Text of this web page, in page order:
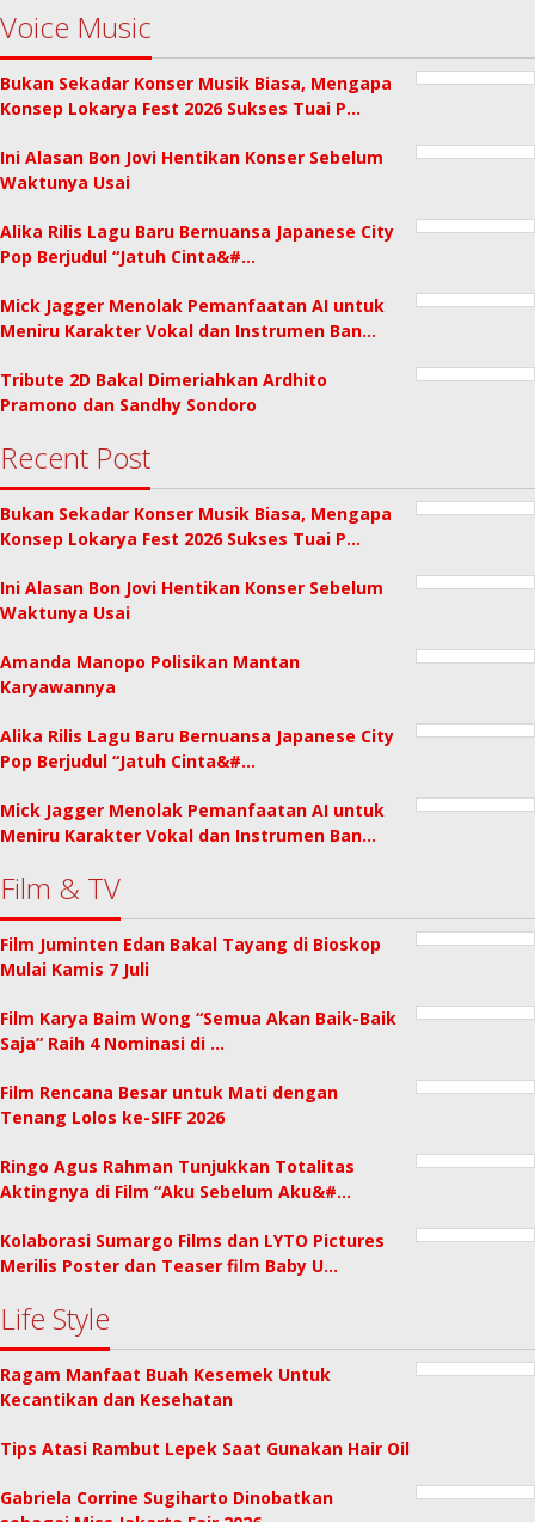
Voice Music
Bukan Sekadar Konser Musik Biasa, Mengapa
Konsep Lokarya Fest 2026 Sukses Tuai P…
Ini Alasan Bon Jovi Hentikan Konser Sebelum
Waktunya Usai
Alika Rilis Lagu Baru Bernuansa Japanese City
Pop Berjudul “Jatuh Cinta&#…
Mick Jagger Menolak Pemanfaatan AI untuk
Meniru Karakter Vokal dan Instrumen Ban…
Tribute 2D Bakal Dimeriahkan Ardhito
Pramono dan Sandhy Sondoro
Recent Post
Bukan Sekadar Konser Musik Biasa, Mengapa
Konsep Lokarya Fest 2026 Sukses Tuai P…
Ini Alasan Bon Jovi Hentikan Konser Sebelum
Waktunya Usai
Amanda Manopo Polisikan Mantan
Karyawannya
Alika Rilis Lagu Baru Bernuansa Japanese City
Pop Berjudul “Jatuh Cinta&#…
Mick Jagger Menolak Pemanfaatan AI untuk
Meniru Karakter Vokal dan Instrumen Ban…
Film & TV
Film Juminten Edan Bakal Tayang di Bioskop
Mulai Kamis 7 Juli
Film Karya Baim Wong “Semua Akan Baik-Baik
Saja” Raih 4 Nominasi di …
Film Rencana Besar untuk Mati dengan
Tenang Lolos ke-SIFF 2026
Ringo Agus Rahman Tunjukkan Totalitas
Aktingnya di Film “Aku Sebelum Aku&#…
Kolaborasi Sumargo Films dan LYTO Pictures
Merilis Poster dan Teaser film Baby U…
Life Style
Ragam Manfaat Buah Kesemek Untuk
Kecantikan dan Kesehatan
Tips Atasi Rambut Lepek Saat Gunakan Hair Oil
Gabriela Corrine Sugiharto Dinobatkan